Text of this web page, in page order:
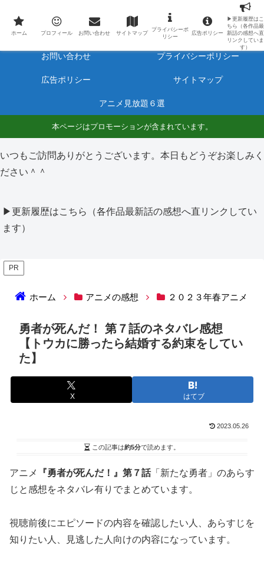
最新アニメのあらすじと感想をネタバレ有りで毎日更新しています。
ホーム プロフィール
お問い合わせ プライバシーポリシー
広告ポリシー サイトマップ
アニメ見放題６選
本ページはプロモーションが含まれています。
いつもご訪問ありがとうございます。本日もどうぞお楽しみく
ださい＾＾
▶更新履歴はこちら（各作品最新話の感想へ直リンクしてい
ます）
PR
ホーム アニメの感想 ２０２３年春アニメ
勇者が死んだ！ 第７話のネタバレ感想
【トウカに勝ったら結婚する約束をしてい
た】
X はてブ
2023.05.26
この記事は約5分で読めます。
アニメ 『勇者が死んだ！』第７話「新たな勇者」のあらす
じと感想をネタバレ有りでまとめています。
視聴前後にエピソードの内容を確認したい人、あらすじを
知りたい人、見逃した人向けの内容になっています。
ホーム プロフィール お問い合わせ サイトマップ
プライバシーポ
リシー
広告ポリシー
▶更新履歴はこ
ちら（各作品最
新話の感想へ直
リンクしていま
す）